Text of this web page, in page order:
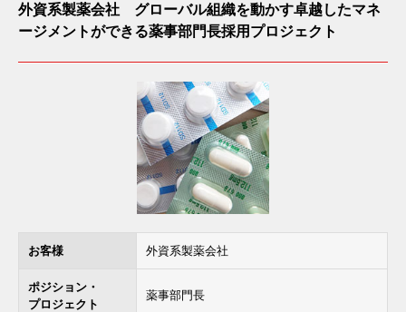
外資系製薬会社 グローバル組織を動かす卓越したマネ
ージメントができる薬事部門長採用プロジェクト
お客様 外資系製薬会社
ポジション・
プロジェクト
薬事部門長